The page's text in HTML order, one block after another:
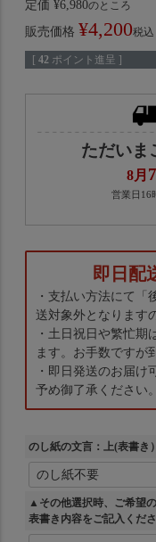
定価 ¥6,980のところ
販売価格 ¥4,200税込
[ 42 ポイント進呈 ]
ただいま
8月 7
営業日16
即日配
・支払い方法にて「
送対象外となります
・土日祝日や繁忙期
ます。お手数ですが
・即日発送のお届
予め御了承ください。
のし紙の文言：上(表書き）
▲その他選択時、ご希望の
表書き内容をご記入くだ